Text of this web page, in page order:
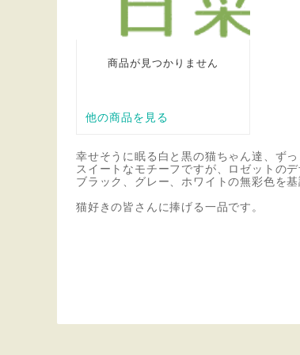
幸せそうに眠る白と黒の猫ちゃん達、ず
スイートなモチーフですが、ロゼットの
ブラック、グレー、ホワイトの無彩色を
猫好きの皆さんに捧げる一品です。